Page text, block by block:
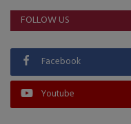
FOLLOW US
Facebook
Youtube